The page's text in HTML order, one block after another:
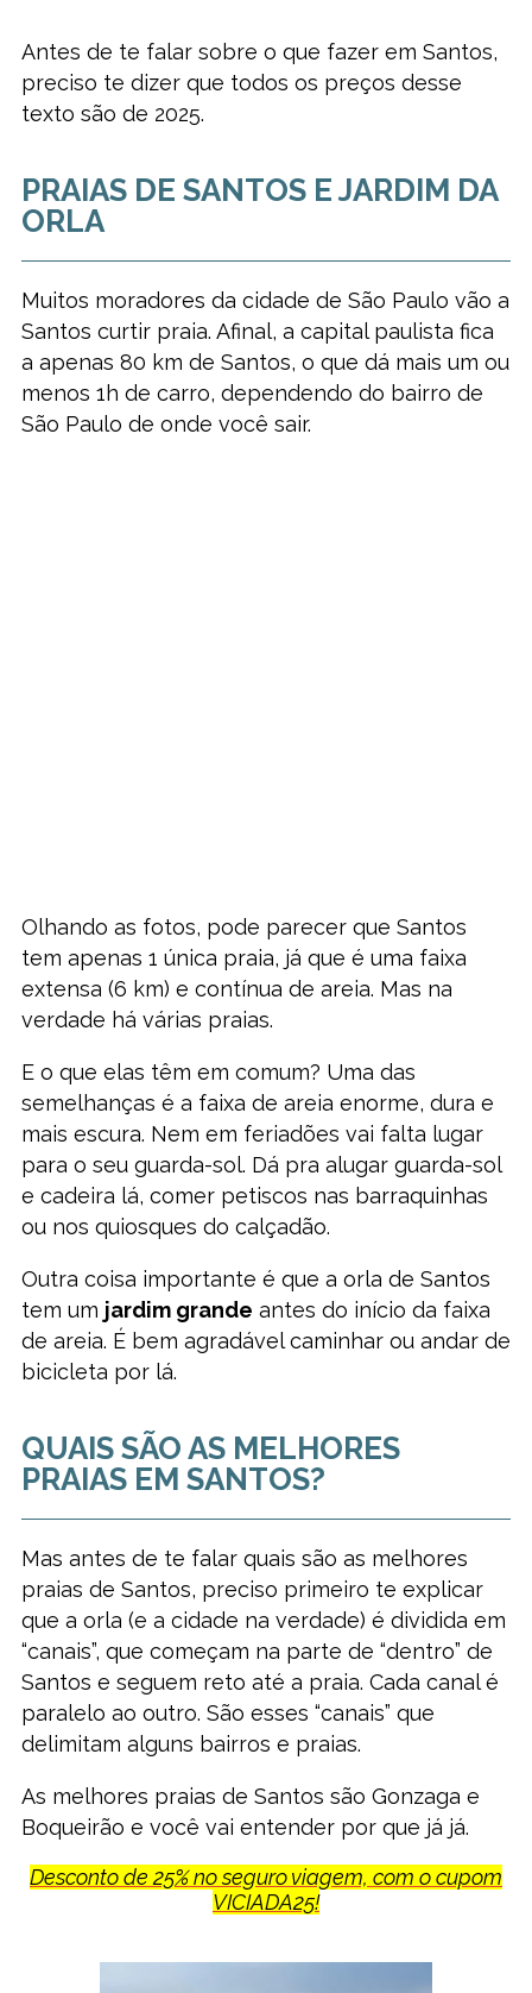
Antes de te falar sobre o que fazer em Santos,
preciso te dizer que todos os preços desse
texto são de 2025.
PRAIAS DE SANTOS E JARDIM DA
ORLA
Muitos moradores da cidade de São Paulo vão a
Santos curtir praia. Afinal, a capital paulista fica
a apenas 80 km de Santos, o que dá mais um ou
menos 1h de carro, dependendo do bairro de
São Paulo de onde você sair.
Olhando as fotos, pode parecer que Santos
tem apenas 1 única praia, já que é uma faixa
extensa (6 km) e contínua de areia. Mas na
verdade há várias praias.
E o que elas têm em comum? Uma das
semelhanças é a faixa de areia enorme, dura e
mais escura. Nem em feriadões vai falta lugar
para o seu guarda-sol. Dá pra alugar guarda-sol
e cadeira lá, comer petiscos nas barraquinhas
ou nos quiosques do calçadão.
Outra coisa importante é que a orla de Santos
tem um jardim grande antes do início da faixa
de areia. É bem agradável caminhar ou andar de
bicicleta por lá.
QUAIS SÃO AS MELHORES
PRAIAS EM SANTOS?
Mas antes de te falar quais são as melhores
praias de Santos, preciso primeiro te explicar
que a orla (e a cidade na verdade) é dividida em
“canais”, que começam na parte de “dentro” de
Santos e seguem reto até a praia. Cada canal é
paralelo ao outro. São esses “canais” que
delimitam alguns bairros e praias.
As melhores praias de Santos são Gonzaga e
Boqueirão e você vai entender por que já já.
Desconto de 25% no seguro viagem, com o cupom
VICIADA25!